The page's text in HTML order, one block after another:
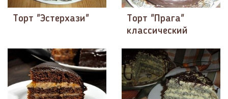
Торт "Эстерхази"
Торт "Прага"
классический